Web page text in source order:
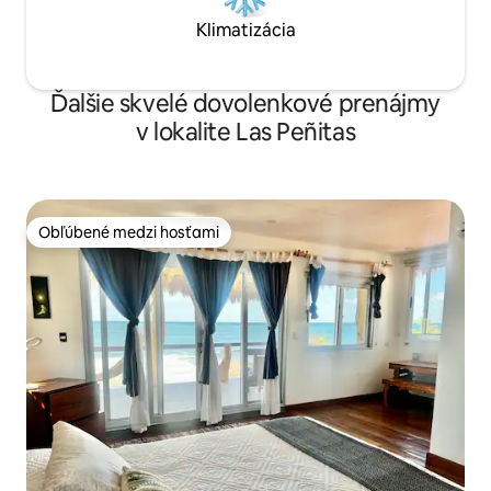
Klimatizácia
Ďalšie skvelé dovolenkové prenájmy
v lokalite Las Peñitas
Obľúbené medzi hosťami
Obľúbené medzi hosťami